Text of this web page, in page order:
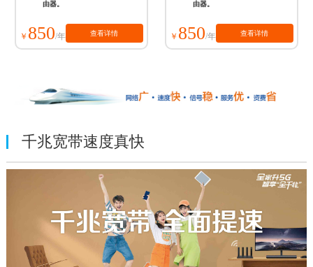
由器。
850/年 查看详情
由器。
850/年 查看详情
千兆宽带速度真快